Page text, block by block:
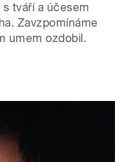
tváří a účesem
Zavzpomínáme
umem ozdobil.